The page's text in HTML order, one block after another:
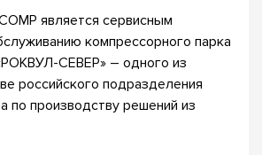
является сервисным
компрессорного парка
СЕВЕР» – одного из
российского подразделения
по производству решений из